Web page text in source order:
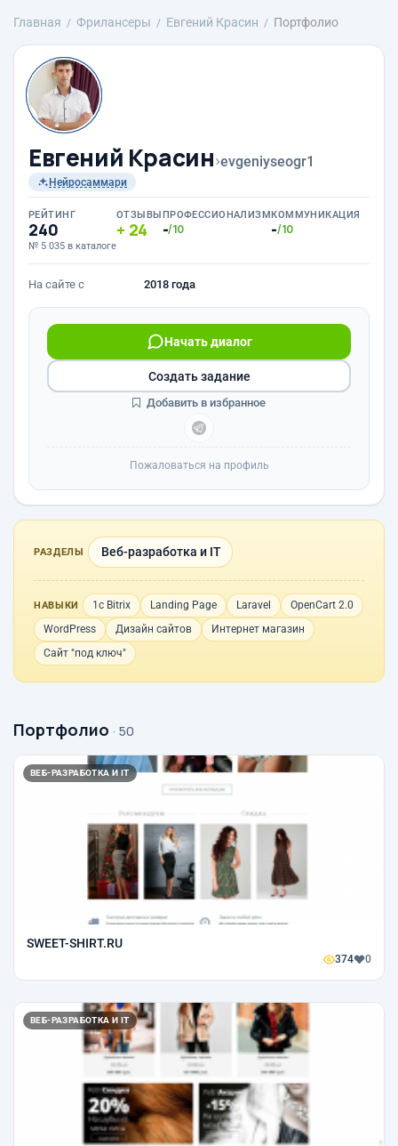
Главная Фрилансеры Евгений Красин Портфолио
Евгений Красин›evgeniyseogr1
Нейросаммари
РЕЙТИНГ
240
№ 5 035 в каталоге
ОТЗЫВЫ
24
ПРОФЕССИОНАЛИЗМ
-/10
КОММУНИКАЦИЯ
-/10
На сайте с 2018 года
Начать диалог
Создать задание
Добавить в избранное
Пожаловаться на профиль
РАЗДЕЛЫ Веб-разработка и IT
НАВЫКИ 1с Bitrix Landing Page Laravel
OpenCart 2.0
WordPress
Дизайн сайтов
Интернет магазин
Сайт "под ключ"
Портфолио · 50
ВЕБ-РАЗРАБОТКА И IT
SWEET-SHIRT.RU
374 0
ВЕБ-РАЗРАБОТКА И IT